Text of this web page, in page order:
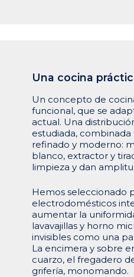
Una cocina
Un concepto de
funcional, que se
actual. Una
estudiada, combinada
refinado y moderno:
blanco, extractor y
limpieza y dan
Hemos seleccionado
electrodomésticos
aumentar la
lavavajillas y horno
invisibles como una
La encimera y sobre
cuarzo, el fregadero
grifería, monomando.